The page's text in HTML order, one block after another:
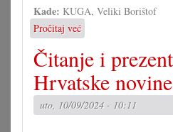
Kade: KUGA, Veliki Borištof
Pročitaj već
Tricky
Niki
u
Kugi:
"Größenwahn"
Čitanje i
Hrvatske
uto, 10/09/2024 - 10:11